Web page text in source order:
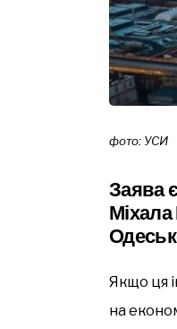
фото: УСИ
Заява
Якщо ця
на